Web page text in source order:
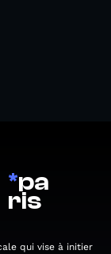
*pa
ris
qui vise à initier